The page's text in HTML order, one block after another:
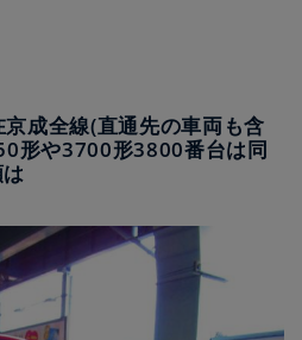
成全線(直通先の車両も含
形や3700形3800番台は同